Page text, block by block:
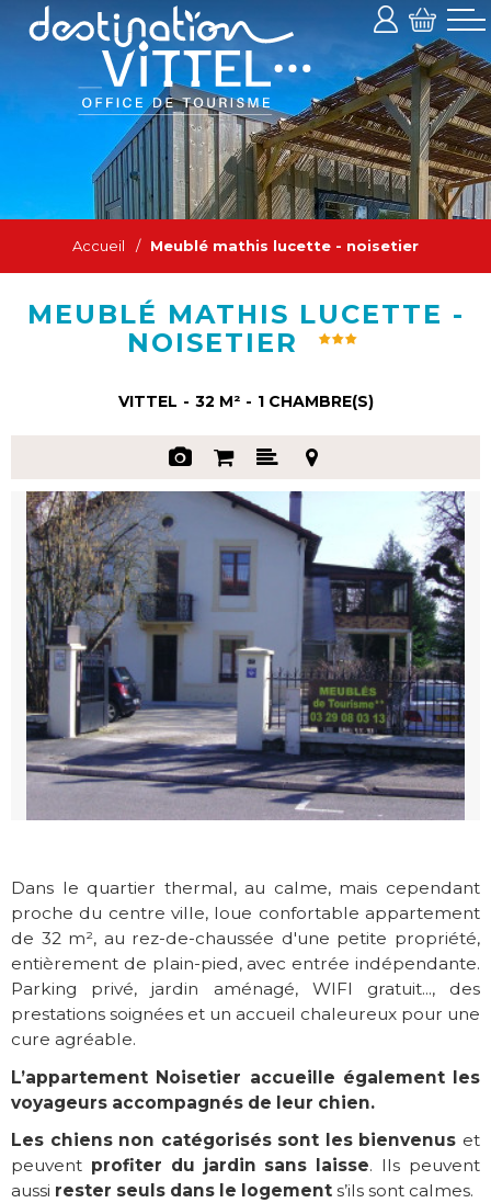
Accueil / Meublé mathis lucette - noisetier
MEUBLÉ MATHIS LUCETTE -
NOISETIER
VITTEL 32 M² 1 CHAMBRE(S)
Dans le quartier thermal, au calme, mais cependant
proche du centre ville, loue confortable appartement
de 32 m², au rez-de-chaussée d'une petite propriété,
entièrement de plain-pied, avec entrée indépendante.
Parking privé, jardin aménagé, WIFI gratuit..., des
prestations soignées et un accueil chaleureux pour une
cure agréable.
L’appartement Noisetier accueille également les
voyageurs accompagnés de leur chien.
Les chiens non catégorisés sont les bienvenus et
peuvent profiter du jardin sans laisse. Ils peuvent
aussi rester seuls dans le logement s’ils sont calmes.